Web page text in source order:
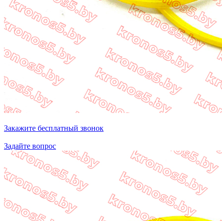
Закажите бесплатный звонок
Задайте вопрос